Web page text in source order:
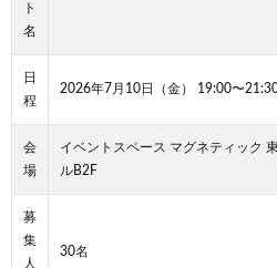
ト
名
日
程
2026年7月10日（金） 19:00〜
会
場
イベントスペース マグネティック
ルB2F
募
集
人
30名